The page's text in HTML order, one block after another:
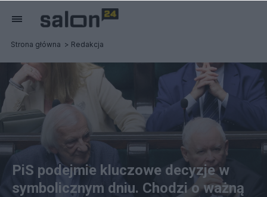
Strona główna Redakcja
PiS podejmie kluczowe decyzje w
symbolicznym dniu. Chodzi o ważną